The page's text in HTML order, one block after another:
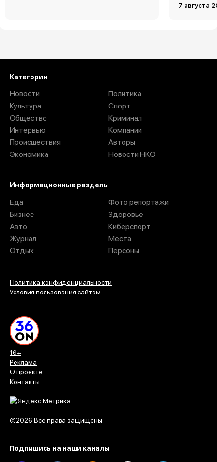
7 августа
16+
Реклама
О проекте
Контакты
©2026 Все права защищены
Категории
Новости
Культура
Общество
Интервью
Происшествия
Экономика
Политика
Спорт
Криминал
Компании
Авторы
Новости НКО
Информационные разделы
Еда
Бизнес
Авто
Журнал
Отдых
Фото репортажи
Здоровье
Киберспорт
Места
Персоны
Политика конфиденциальности
Условия пользования сайтом.
Подпишись на наши каналы